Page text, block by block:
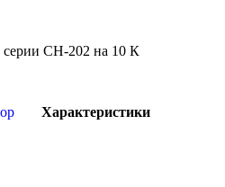
CH-202 на 10 К
Характеристики